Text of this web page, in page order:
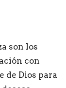
son los
con
de Dios para